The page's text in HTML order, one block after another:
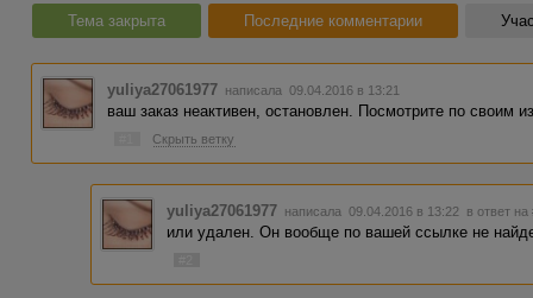
Тема закрыта Последние комментарии
yuliya27061977 написала 09.04.2016 в 13:21
ваш заказ неактивен, остановлен. Посмотрите по своим
Скрыть ветку
yuliya27061977 написала 09.04.2016 в 13:22 в ответ на
или удален. Он вообще по вашей ссылке не